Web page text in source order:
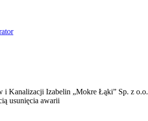
i Kanalizacji Izabelin „Mokre Łąki” Sp. z o.o.
usunięcia awarii